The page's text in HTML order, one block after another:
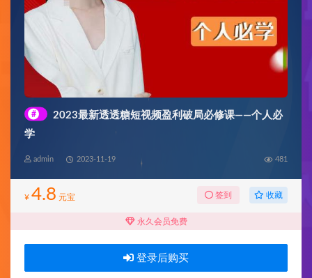
#
2023最新透透糖短视频盈利破局必修课——个人必
学
admin 2023-11-19 481
¥ 4.8 元宝 签到 收藏
永久会员免费
登录后购买